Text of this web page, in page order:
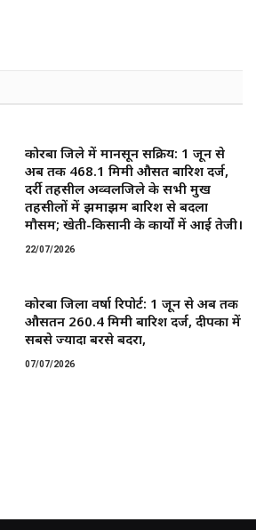
कोरबा जिले में मानसून सक्रिय: 1 जून से
अब तक 468.1 मिमी औसत बारिश दर्ज,
दर्री तहसील अव्वलजिले के सभी प्रमुख
तहसीलों में झमाझम बारिश से बदला
मौसम; खेती-किसानी के कार्यों में आई तेजी।
22/07/2026
कोरबा जिला वर्षा रिपोर्ट: 1 जून से अब तक
औसतन 260.4 मिमी बारिश दर्ज, दीपका में
सबसे ज्यादा बरसे बदरा,
07/07/2026